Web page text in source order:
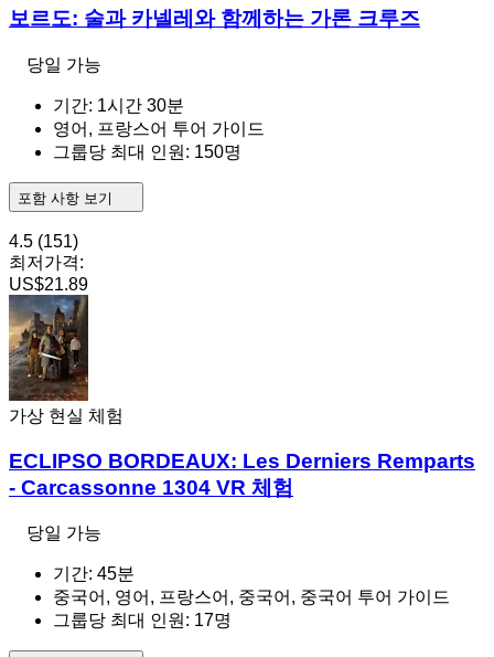
보르도: 술과 카넬레와 함께하는 가론 크루즈
당일 가능
기간: 1시간 30분
영어, 프랑스어 투어 가이드
그룹당 최대 인원: 150명
포함 사항 보기
4.5 (151)
최저가격:
US$21.89
가상 현실 체험
ECLIPSO BORDEAUX: Les Derniers Remparts
- Carcassonne 1304 VR 체험
당일 가능
기간: 45분
중국어, 영어, 프랑스어, 중국어, 중국어 투어 가이드
그룹당 최대 인원: 17명